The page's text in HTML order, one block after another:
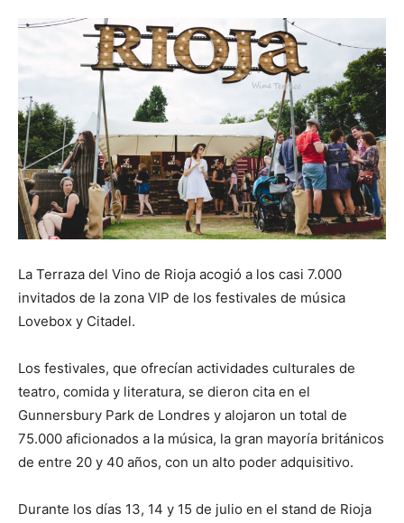
La Terraza del Vino de Rioja acogió a los casi 7.000
invitados de la zona VIP de los festivales de música
Lovebox y Citadel.
Los festivales, que ofrecían actividades culturales de
teatro, comida y literatura, se dieron cita en el
Gunnersbury Park de Londres y alojaron un total de
75.000 aficionados a la música, la gran mayoría británicos
de entre 20 y 40 años, con un alto poder adquisitivo.
Durante los días 13, 14 y 15 de julio en el stand de Rioja